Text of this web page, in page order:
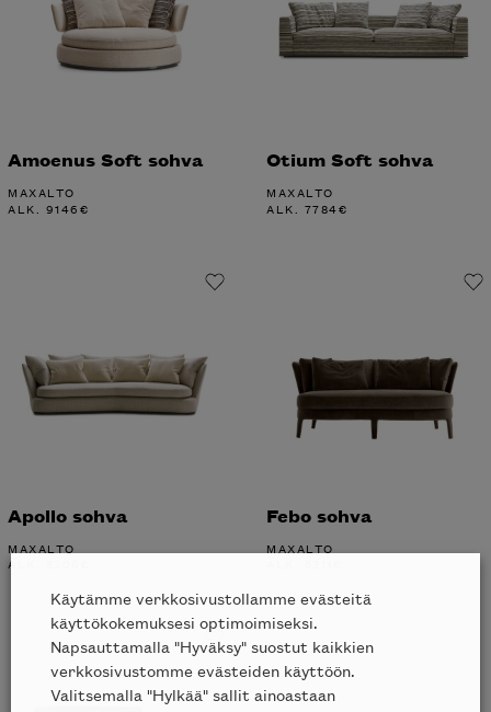
Amoenus Soft sohva
MAXALTO
ALK. 9146€
Otium Soft sohva
MAXALTO
ALK. 7784€
Apollo sohva
MAXALTO
ALK.
Febo sohva
MAXALTO
Käytämme verkkosivustollamme evästeitä
käyttökokemuksesi optimoimiseksi.
Napsauttamalla "Hyväksy" suostut kaikkien
verkkosivustomme evästeiden käyttöön.
Valitsemalla "Hylkää" sallit ainoastaan